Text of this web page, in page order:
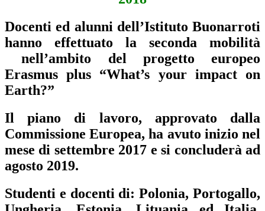
Docenti ed alunni dell’Istituto Buonarroti
hanno effettuato la seconda mobilità
nell’ambito del progetto europeo
Erasmus plus “What’s your impact on
Earth?”
Il piano di lavoro, approvato dalla
Commissione Europea, ha avuto inizio nel
mese di settembre 2017 e si concluderà ad
agosto 2019.
Studenti e docenti di: Polonia, Portogallo,